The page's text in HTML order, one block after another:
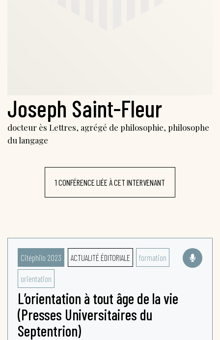
Joseph Saint-Fleur
docteur ès Lettres, agrégé de philosophie, philosophe
du langage
1 CONFÉRENCE LIÉE À CET INTERVENANT
Citéphilo 2023 ACTUALITÉ ÉDITORIALE formation
orientation
L’orientation à tout âge de la vie
(Presses Universitaires du
Septentrion)